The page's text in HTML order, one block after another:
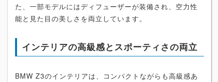
た、一部モデルにはディフューザーが装備され、空力性
能と見た目の美しさを両立しています。
インテリアの高級感とスポーティさの両立
BMW Z3のインテリアは、コンパクトながらも高級感あ